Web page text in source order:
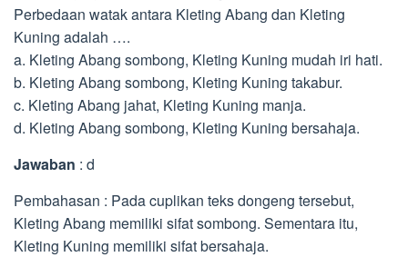
Perbedaan watak antara Kleting Abang dan Kleting
Kuning adalah ….
a. Kleting Abang sombong, Kleting Kuning mudah iri hati.
b. Kleting Abang sombong, Kleting Kuning takabur.
c. Kleting Abang jahat, Kleting Kuning manja.
d. Kleting Abang sombong, Kleting Kuning bersahaja.
Jawaban : d
Pembahasan : Pada cuplikan teks dongeng tersebut,
Kleting Abang memiliki sifat sombong. Sementara itu,
Kleting Kuning memiliki sifat bersahaja.